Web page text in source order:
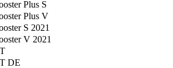
Plus S
Plus V
S 2021
V 2021
DE